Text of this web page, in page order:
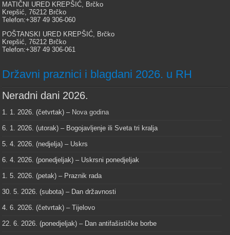
MATIČNI URED KREPŠIĆ, Brčko
Krepšić, 76212 Brčko
Telefon:+387 49 306-060
POŠTANSKI URED KREPŠIĆ, Brčko
Krepšić, 76212 Brčko
Telefon:+387 49 306-061
Državni praznici i blagdani 2026. u RH
Neradni dani 2026.
1. 1. 2026. (četvrtak) – Nova godina
6. 1. 2026. (utorak) – Bogojavljenje ili Sveta tri kralja
5. 4. 2026. (nedjelja) – Uskrs
6. 4. 2026. (ponedjeljak) – Uskrsni ponedjeljak
1. 5. 2026. (petak) – Praznik rada
30. 5. 2026. (subota) – Dan državnosti
4. 6. 2026. (četvrtak) – Tijelovo
22. 6. 2026. (ponedjeljak) – Dan antifašističke borbe